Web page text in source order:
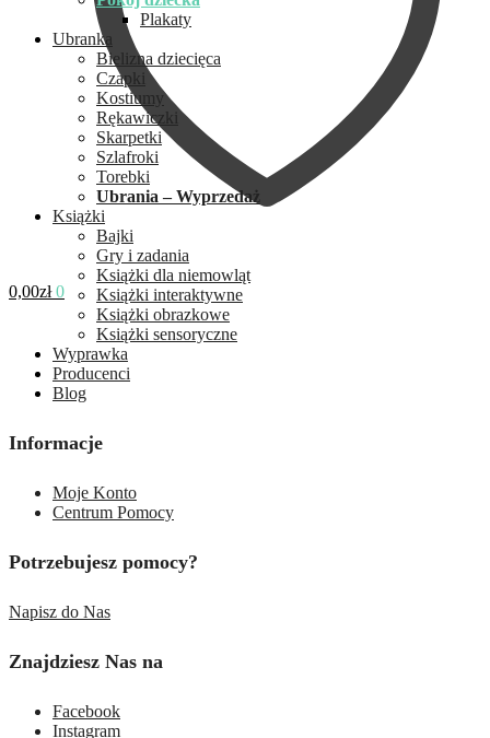
0,00zł 0
Plakaty
Ubranka
Bielizna dziecięca
Czapki
Kostiumy
Rękawiczki
Skarpetki
Szlafroki
Torebki
Ubrania – Wyprzedaż
Książki
Bajki
Gry i zadania
Książki dla niemowląt
Książki interaktywne
Książki obrazkowe
Książki sensoryczne
Wyprawka
Producenci
Blog
Informacje
Moje Konto
Centrum Pomocy
Potrzebujesz pomocy?
Napisz do Nas
Znajdziesz Nas na
Facebook
Instagram